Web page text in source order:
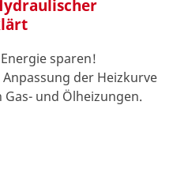
sparen!
der Heizkurve
und Ölheizungen.